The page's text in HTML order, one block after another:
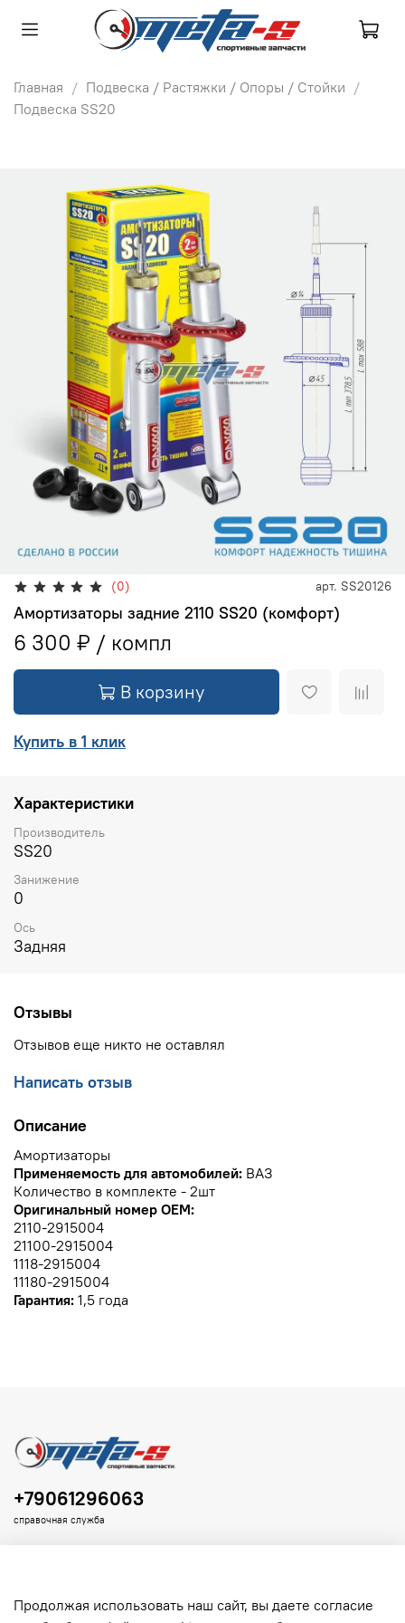
Главная
Подвеска / Растяжки / Опоры / Стойки
Подвеска SS20
(0) арт. SS20126
Амортизаторы задние 2110 SS20 (комфорт)
6 300 ₽
В корзину
Купить в 1 клик
Характеристики
Производитель
SS20
Занижение
0
Ось
Задняя
Отзывы
Отзывов еще никто не оставлял
Написать отзыв
Описание
Амортизаторы
Применяемость для автомобилей: ВАЗ
Количество в комплекте - 2шт
Оригинальный номер OEM:
2110-2915004
21100-2915004
1118-2915004
11180-2915004
Гарантия: 1,5 года
+79061296063
справочная служба
Продолжая использовать наш сайт, вы даете согласие